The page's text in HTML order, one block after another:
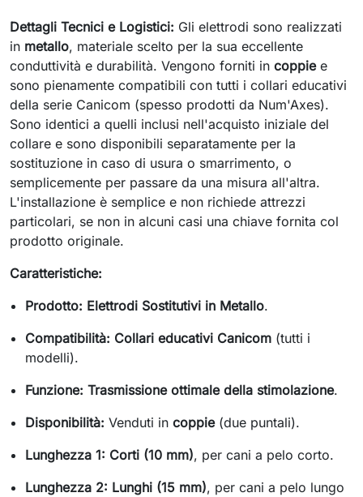
Dettagli Tecnici e Logistici: Gli elettrodi sono realizzati
in metallo, materiale scelto per la sua eccellente
conduttività e durabilità. Vengono forniti in coppiee
sono pienamente compatibili con tutti i collari educativi
della serie Canicom (spesso prodotti da Num'Axes).
Sono identici a quelli inclusi nell'acquisto iniziale del
collare e sono disponibili separatamente per la
sostituzione in caso di usura o smarrimento, o
semplicemente per passare da una misura all'altra.
L'installazione è semplice e non richiede attrezzi
particolari, se non in alcuni casi una chiave fornita col
prodotto originale.
Caratteristiche:
Prodotto: Elettrodi Sostitutivi in Metallo.
Compatibilità: Collari educativi Canicom (tutti i
modelli).
Funzione: Trasmissione ottimale della stimolazione.
Disponibilità: Venduti incoppie(due puntali).
Lunghezza 1: Corti (10 mm), per cani a pelo corto.
Lunghezza 2: Lunghi (15 mm), per cani a pelo lungo